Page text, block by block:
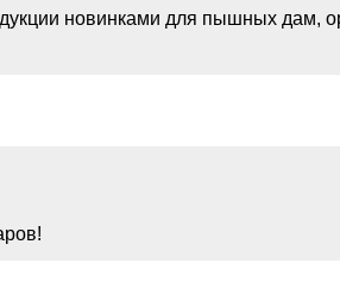
новинками для пышных дам,